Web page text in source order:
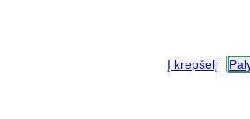
Į krepšelį